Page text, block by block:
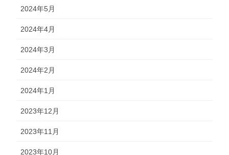
2024年5月
2024年4月
2024年3月
2024年2月
2024年1月
2023年12月
2023年11月
2023年10月